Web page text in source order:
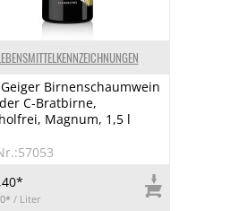
Geiger Birnenschaumwein
C-Bratbirne,
Magnum, 1,5 l
/ Liter